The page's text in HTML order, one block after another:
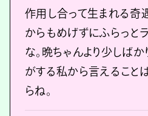
作用し合って生まれる奇
からもめげずにふらっと
な。晩ちゃんより少しば
がする私から言えること
らね。